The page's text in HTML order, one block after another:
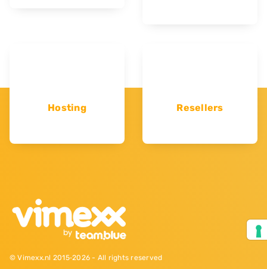
Hosting Resellers
© Vimexx.nl 2015‐2026 - All rights reserved